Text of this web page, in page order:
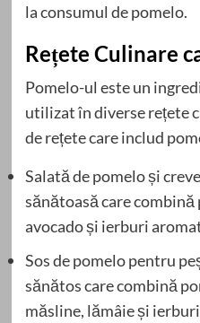
la consumul de pomelo.
Rețete Culinare
Pomelo-ul este un
utilizat în diverse rețete
de rețete care includ
Salată de pomelo și
sănătoasă care combină
avocado și ierburi
Sos de pomelo pentru
sănătos care combină
măsline, lămâie și